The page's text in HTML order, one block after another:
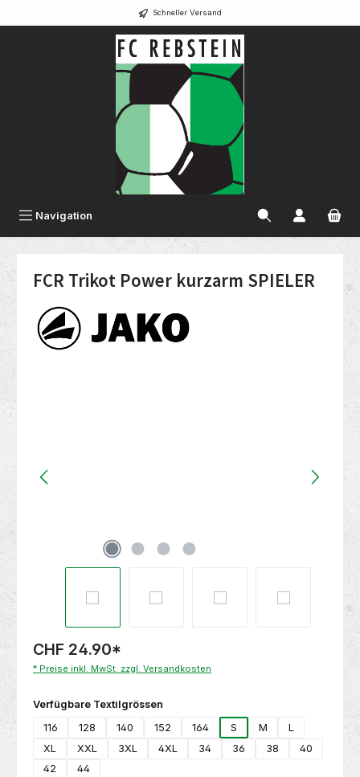
Schneller Versand
Navigation
FCR Trikot Power kurzarm SPIELER
CHF 24.90*
* Preise inkl. MwSt. zzgl. Versandkosten
Verfügbare Textilgrössen
116
128 140 152 164 S M
L
XL
XXL 3XL 4XL 34 36 38
40
42
44